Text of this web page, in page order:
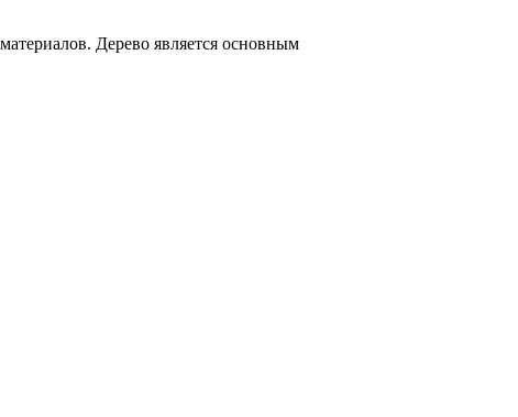
Дерево является основным